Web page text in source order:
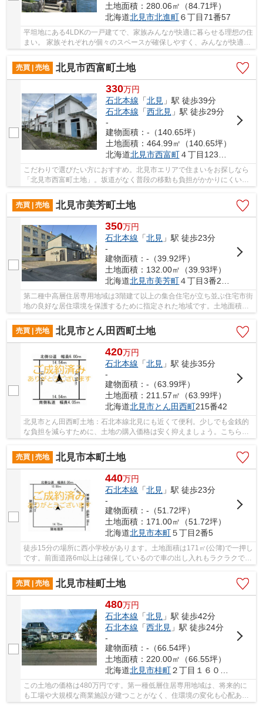
土地面積：280.06㎡（84.71坪）
北海道北見市北進町６丁目71番57
平坦地にある4LDKの一戸建てで、家族みんなが快適に暮らせる理想の住
まい。 家族それぞれが個々のスペースが確保しやすく、みんなが快適に
過ごせます。 和室2室＋洋室3室（洋室2＋リビ...
売買 | 売地
北見市西富町土地
330万円
石北本線 「北見 」駅 徒歩39分
石北本線 「西北見 」駅 徒歩29分
-
建物面積：-（140.65坪）
土地面積：464.99㎡（140.65坪）
北海道北見市西富町４丁目123番地117
こだわりで選びたい方におすすめ。北見市エリアで住まいをお探しなら
「北見市西富町土地」。坂道がなく普段の移動も負担がかかりにくい平
坦地です。土地面積は464.99㎡(公簿)でござい...
売買 | 売地
北見市美芳町土地
350万円
石北本線 「北見 」駅 徒歩23分
-
建物面積：-（39.92坪）
土地面積：132.00㎡（39.93坪）
北海道北見市美芳町４丁目3番20、3番17、3番19
第二種中高層住居専用地域は3階建て以上の集合住宅が立ち並ぶ住宅市街
地の良好な居住環境を保護するために指定された地域です。土地面積は
132㎡(公簿)でイチオシ。安心の前面道路6m以...
売買 | 売地
北見市とん田西町土地
420万円
石北本線 「北見 」駅 徒歩35分
-
建物面積：-（63.99坪）
土地面積：211.57㎡（63.99坪）
北海道北見市とん田西町215番42
北見市とん田西町土地：石北本線北見にも近くて便利。少しでも金銭的
な負担を減らすために、土地の購入価格は安く抑えましょう。こちらは
売買 | 売地
北見市本町土地
440万円
石北本線 「北見 」駅 徒歩23分
-
建物面積：-（51.72坪）
土地面積：171.00㎡（51.72坪）
北海道北見市本町５丁目2番5
徒歩15分の場所に西小学校があります。土地面積は171㎡(公簿)で一押し
です。前面道路6m以上は確保しているので車の出し入れもラクラクで
売買 | 売地
北見市桂町土地
480万円
石北本線 「北見 」駅 徒歩42分
石北本線 「西北見 」駅 徒歩24分
-
建物面積：-（66.54坪）
土地面積：220.00㎡（66.55坪）
北海道北見市桂町２丁目１６０番２０
この土地の価格は480万円です。第一種低層住居専用地域は、将来的に
も工場や大規模な商業施設が建つことがなく、住環境の変化も心配あり